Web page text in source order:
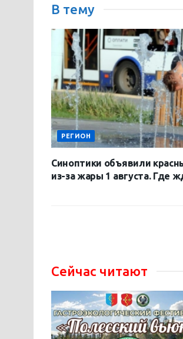
В тему
РЕГИОН
Синоптики объявили
из-за жары 1 августа. Где
Сейчас читают